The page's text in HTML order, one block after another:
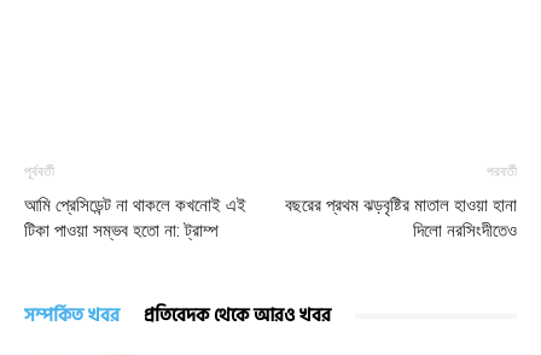
পূর্ববর্তী
আমি প্রেসিডেন্ট না থাকলে কখনোই এই
টিকা পাওয়া সম্ভব হতো না: ট্রাম্প
পরবর্তী
বছরের প্রথম ঝড়বৃষ্টির মাতাল হাওয়া হানা
দিলো নরসিংদীতেও
সম্পর্কিত খবর প্রতিবেদক থেকে আরও খবর